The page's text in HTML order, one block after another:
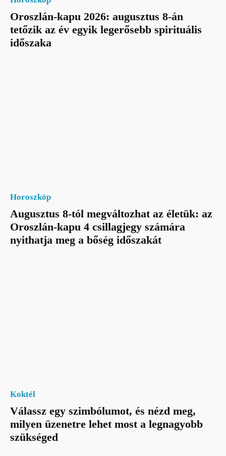
Oroszlán-kapu 2026: augusztus 8-án
tetőzik az év egyik legerősebb spirituális
időszaka
Horoszkóp
Augusztus 8-tól megváltozhat az életük: az
Oroszlán-kapu 4 csillagjegy számára
nyithatja meg a bőség időszakát
Koktél
Válassz egy szimbólumot, és nézd meg,
milyen üzenetre lehet most a legnagyobb
szükséged